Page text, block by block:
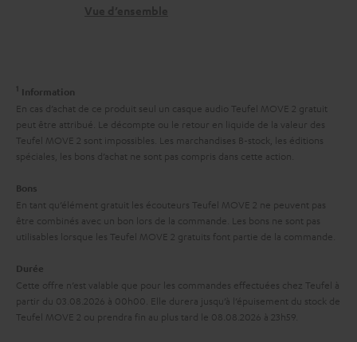
s
à
l
e
x
d
i
t
i
v
s
à
l
g
a
t
1 Information
En cas d’achat de ce produit seul un casque audio Teufel MOVE 2 gratuit
peut être attribué. Le décompte ou le retour en liquide de la valeur des
Teufel MOVE 2 sont impossibles. Les marchandises B-stock, les éditions
spéciales, les bons d’achat ne sont pas compris dans cette action.
Bons
En tant qu’élément gratuit les écouteurs Teufel MOVE 2 ne peuvent pas
être combinés avec un bon lors de la commande. Les bons ne sont pas
utilisables lorsque les Teufel MOVE 2 gratuits font partie de la commande.
Durée
Cette offre n’est valable que pour les commandes effectuées chez Teufel à
partir du 03.08.2026 à 00h00. Elle durera jusqu’à l’épuisement du stock de
Teufel MOVE 2 ou prendra fin au plus tard le 08.08.2026 à 23h59.